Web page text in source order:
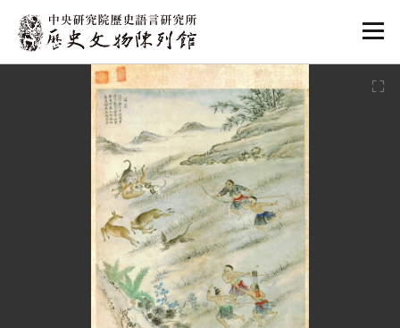
:::